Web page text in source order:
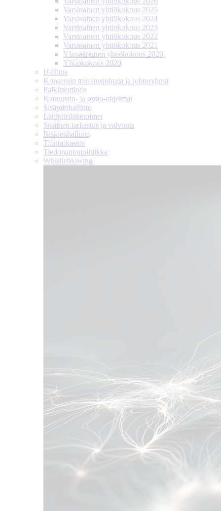
Varsinainen yhtiökokous 2025
Varsinainen yhtiökokous 2024
Varsinainen yhtiökokous 2023
Varsinainen yhtiökokous 2022
Varsinainen yhtiökokous 2021
Ylimääräinen yhtiökokous 2020
Yhtiökokous 2020
Hallitus
Konsernin toimitusjohtaja ja johtoryhmä
Palkitseminen
Kannustin- ja optio-ohjelmat
Sisäpiirihallinto
Lähipiiri­liiketoimet
Sisäinen tarkastus ja valvonta
Riskienhallinta
Tilintarkastus
Tiedonanto­politiikka
Whistleblowing